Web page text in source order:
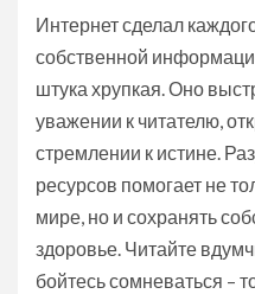
Интернет сделал
собственной
штука хрупкая. Оно
уважении к читателю,
стремлении к истине.
ресурсов помогает не
мире, но и сохранять
здоровье. Читайте
бойтесь сомневаться –